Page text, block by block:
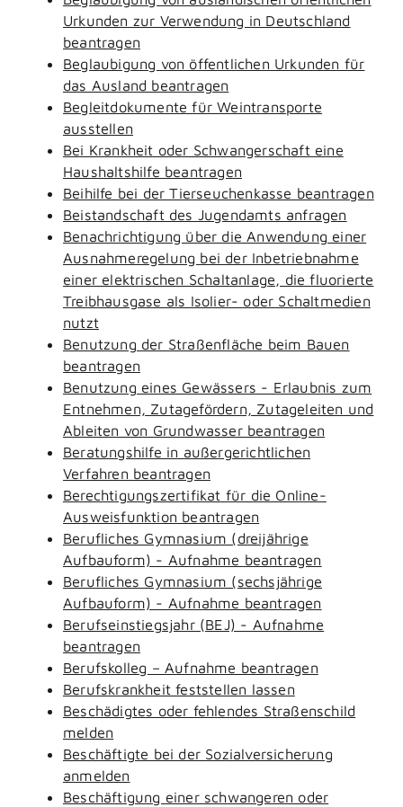
Urkunden zur Verwendung in Deutschland
beantragen
Beglaubigung von öffentlichen Urkunden für
das Ausland beantragen
Begleitdokumente für Weintransporte
ausstellen
Bei Krankheit oder Schwangerschaft eine
Haushaltshilfe beantragen
Beihilfe bei der Tierseuchenkasse beantragen
Beistandschaft des Jugendamts anfragen
Benachrichtigung über die Anwendung einer
Ausnahmeregelung bei der Inbetriebnahme
einer elektrischen Schaltanlage, die fluorierte
Treibhausgase als Isolier- oder Schaltmedien
nutzt
Benutzung der Straßenfläche beim Bauen
beantragen
Benutzung eines Gewässers - Erlaubnis zum
Entnehmen, Zutagefördern, Zutageleiten und
Ableiten von Grundwasser beantragen
Beratungshilfe in außergerichtlichen
Verfahren beantragen
Berechtigungszertifikat für die Online-
Ausweisfunktion beantragen
Berufliches Gymnasium (dreijährige
Aufbauform) - Aufnahme beantragen
Berufliches Gymnasium (sechsjährige
Aufbauform) - Aufnahme beantragen
Berufseinstiegsjahr (BEJ) - Aufnahme
beantragen
Berufskolleg – Aufnahme beantragen
Berufskrankheit feststellen lassen
Beschädigtes oder fehlendes Straßenschild
melden
Beschäftigte bei der Sozialversicherung
anmelden
Beschäftigung einer schwangeren oder